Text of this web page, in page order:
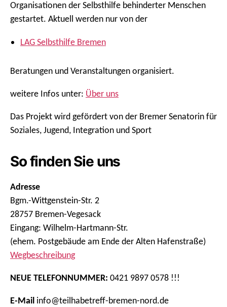
Organisationen der Selbsthilfe behinderter Menschen
gestartet. Aktuell werden nur von der
LAG Selbsthilfe Bremen
Beratungen und Veranstaltungen organisiert.
weitere Infos unter: Über uns
Das Projekt wird gefördert von der Bremer Senatorin für
Soziales, Jugend, Integration und Sport
So finden Sie uns
Adresse
Bgm.-Wittgenstein-Str. 2
28757 Bremen-Vegesack
Eingang: Wilhelm-Hartmann-Str.
(ehem. Postgebäude am Ende der Alten Hafenstraße)
Wegbeschreibung
NEUE TELEFONNUMMER: 0421 9897 0578 !!!
E-Mail info@teilhabetreff-bremen-nord.de